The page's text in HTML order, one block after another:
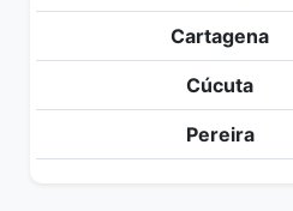
Cartagena
Cúcuta
Pereira